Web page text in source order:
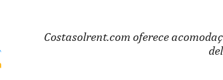
Costasolrent.com oferece